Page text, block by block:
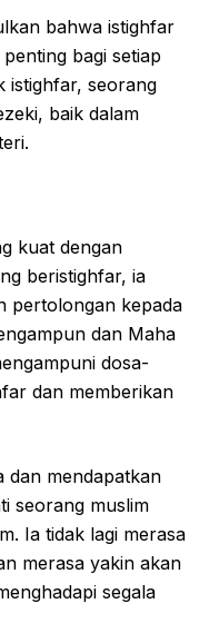
bahwa istighfar
bagi setiap
istighfar, seorang
baik dalam
kuat dengan
beristighfar, ia
pertolongan kepada
dan Maha
dosa-
dan memberikan
dan mendapatkan
seorang muslim
Ia tidak lagi merasa
merasa yakin akan
segala